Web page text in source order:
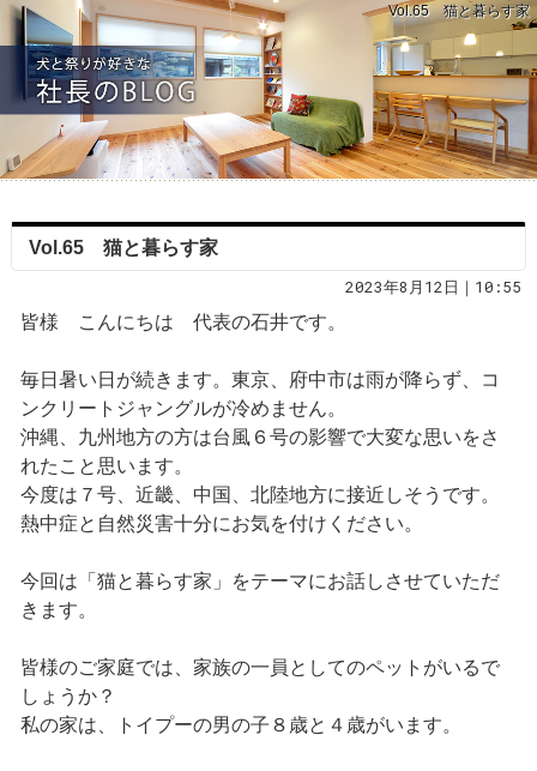
Vol.65 猫と暮らす家
Vol.65 猫と暮らす家
2023年8月12日｜10:55
皆様 こんにちは 代表の石井です。
毎日暑い日が続きます。東京、府中市は雨が降らず、コ
ンクリートジャングルが冷めません。
沖縄、九州地方の方は台風６号の影響で大変な思いをさ
れたこと思います。
今度は７号、近畿、中国、北陸地方に接近しそうです。
熱中症と自然災害十分にお気を付けください。
今回は「猫と暮らす家」をテーマにお話しさせていただ
きます。
皆様のご家庭では、家族の一員としてのペットがいるで
しょうか？
私の家は、トイプーの男の子８歳と４歳がいます。